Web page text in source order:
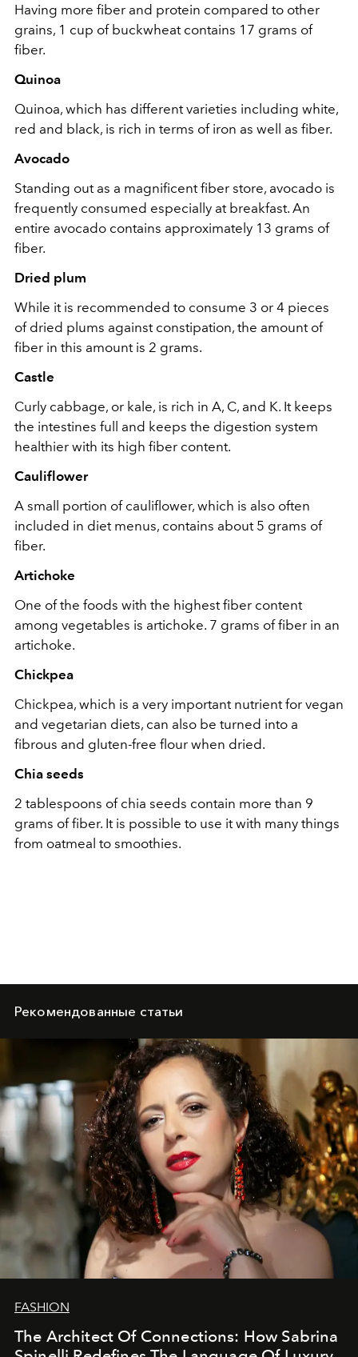
Having more fiber and protein compared to other
grains, 1 cup of buckwheat contains 17 grams of
fiber.
Quinoa
Quinoa, which has different varieties including white,
red and black, is rich in terms of iron as well as fiber.
Avocado
Standing out as a magnificent fiber store, avocado is
frequently consumed especially at breakfast. An
entire avocado contains approximately 13 grams of
fiber.
Dried plum
While it is recommended to consume 3 or 4 pieces
of dried plums against constipation, the amount of
fiber in this amount is 2 grams.
Castle
Curly cabbage, or kale, is rich in A, C, and K. It keeps
the intestines full and keeps the digestion system
healthier with its high fiber content.
Cauliflower
A small portion of cauliflower, which is also often
included in diet menus, contains about 5 grams of
fiber.
Artichoke
One of the foods with the highest fiber content
among vegetables is artichoke. 7 grams of fiber in an
artichoke.
Chickpea
Chickpea, which is a very important nutrient for vegan
and vegetarian diets, can also be turned into a
fibrous and gluten-free flour when dried.
Chia seeds
2 tablespoons of chia seeds contain more than 9
grams of fiber. It is possible to use it with many things
from oatmeal to smoothies.
Рекомендованные статьи
FASHION
The Architect Of Connections: How Sabrina